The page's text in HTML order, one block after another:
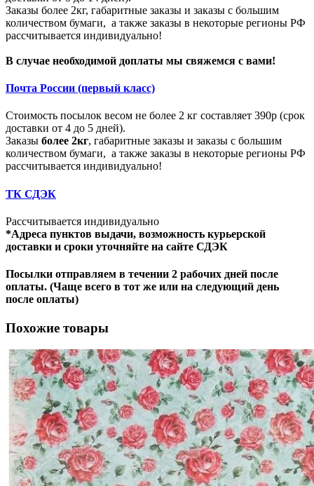
Заказы более 2кг, габаритные заказы и заказы с большим
количеством бумаги, а также заказы в некоторые регионы РФ
рассчитывается индивидуально!
В случае необходимой доплаты мы свяжемся с вами!
Почта России (первый класс)
Стоимость посылок весом не более 2 кг составляет 390р (срок
доставки от 4 до 5 дней).
Заказы более 2кг, габаритные заказы и заказы с большим
количеством бумаги, а также заказы в некоторые регионы РФ
рассчитывается индивидуально!
ТК СДЭК
Рассчитывается индивидуально
*Адреса пунктов выдачи, возможность курьерской
доставки и сроки уточняйте на сайте СДЭК
Посылки отправляем в течении 2 рабочих дней после
оплаты. (Чаще всего в тот же или на следующий день
после оплаты)
Похожие товары